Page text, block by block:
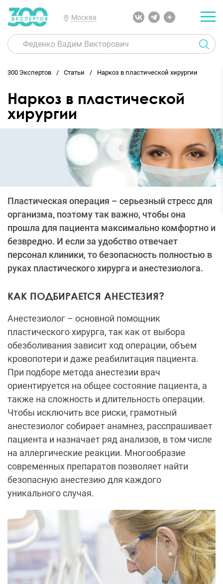
Москва
300 Экспертов Статьи Наркоз в пластической хирургии
Наркоз в пластической
хирургии
Пластическая операция – серьезный стресс для
организма, поэтому так важно, чтобы она
прошла для пациента максимально комфортно и
безвредно. И если за удобство отвечает
персонал клиники, то безопасность полностью в
руках пластического хирурга и анестезиолога.
КАК ПОДБИРАЕТСЯ АНЕСТЕЗИЯ?
Анестезиолог – основной помощник
пластического хирурга, так как от выбора
обезболивания зависит ход операции, объем
кровопотери и даже реабилитация пациента.
При подборе метода анестезии врач
ориентируется на общее состояние пациента, а
также на сложность и длительность операции.
Чтобы исключить все риски, грамотный
анестезиолог собирает анамнез, расспрашивает
пациента и назначает ряд анализов, в том числе
на аллергические реакции. Многообразие
современных препаратов позволяет найти
безопасную анестезию для каждого
уникального случая.